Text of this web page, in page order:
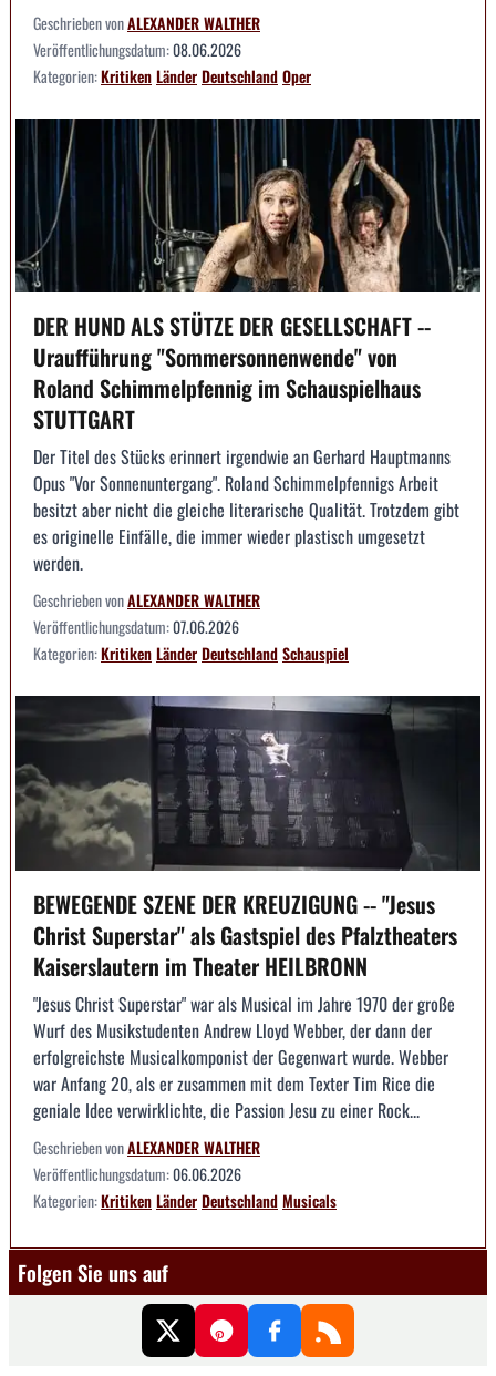
Geschrieben vonALEXANDER WALTHER
Veröffentlichungsdatum:08.06.2026
Kategorien:KritikenLänderDeutschlandOper
DER HUND ALS STÜTZE DER GESELLSCHAFT --
Uraufführung "Sommersonnenwende" von
Roland Schimmelpfennig im Schauspielhaus
STUTTGART
Der Titel des Stücks erinnert irgendwie an Gerhard Hauptmanns
Opus "Vor Sonnenuntergang". Roland Schimmelpfennigs Arbeit
besitzt aber nicht die gleiche literarische Qualität. Trotzdem gibt
es originelle Einfälle, die immer wieder plastisch umgesetzt
werden.
Geschrieben vonALEXANDER WALTHER
Veröffentlichungsdatum:07.06.2026
Kategorien:KritikenLänderDeutschlandSchauspiel
BEWEGENDE SZENE DER KREUZIGUNG -- "Jesus
Christ Superstar" als Gastspiel des Pfalztheaters
Kaiserslautern im Theater HEILBRONN
"Jesus Christ Superstar" war als Musical im Jahre 1970 der große
Wurf des Musikstudenten Andrew Lloyd Webber, der dann der
erfolgreichste Musicalkomponist der Gegenwart wurde. Webber
war Anfang 20, als er zusammen mit dem Texter Tim Rice die
geniale Idee verwirklichte, die Passion Jesu zu einer Rock...
Geschrieben vonALEXANDER WALTHER
Veröffentlichungsdatum:06.06.2026
Kategorien:KritikenLänderDeutschlandMusicals
Folgen Sie uns auf